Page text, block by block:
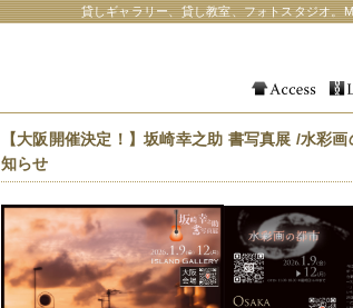
貸しギャラリー、貸し教室、フォトスタジオ。
【大阪開催決定！】坂崎幸之助 書写真展 /水彩
知らせ